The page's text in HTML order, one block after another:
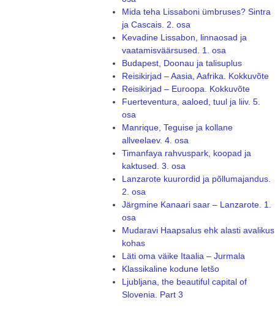
Mida teha Lissaboni ümbruses? Sintra
ja Cascais. 2. osa
Kevadine Lissabon, linnaosad ja
vaatamisväärsused. 1. osa
Budapest, Doonau ja talisuplus
Reisikirjad – Aasia, Aafrika. Kokkuvõte
Reisikirjad – Euroopa. Kokkuvõte
Fuerteventura, aaloed, tuul ja liiv. 5.
osa
Manrique, Teguise ja kollane
allveelaev. 4. osa
Timanfaya rahvuspark, koopad ja
kaktused. 3. osa
Lanzarote kuurordid ja põllumajandus.
2. osa
Järgmine Kanaari saar – Lanzarote. 1.
osa
Mudaravi Haapsalus ehk alasti avalikus
kohas
Läti oma väike Itaalia – Jurmala
Klassikaline kodune letšo
Ljubljana, the beautiful capital of
Slovenia. Part 3